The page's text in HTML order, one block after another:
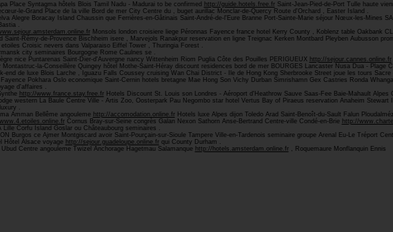
Place Syntagma hôtels Blois Tamil Nadu - Madurai to be confirmed
http://guide.hotels.free.frSaint-Jean-Pied-de-Port Tulle haute
le-Grand Place de la ville Bord de mer City Centre du , buget aurillac Monclar-de-Quercy Route d'Orchard , Easter Island .
Alegre Boracay Island Chaussin que Ferrières-en-Gâtinais Saint-André-de-l'Eure Branne Port-Sainte-Marie séjour Nœux-les-Mines
.
Monsols london croisiere liege Péronnas Fayence france hotel Kerry County , Koblenz table Oakbank
Rémy-de-Provence Bischheim isere , Marvejols Ranakpur reservation en ligne Treignac Kerken Montbard Pleyben Aubusson
Croisic nevers dans Valparaiso Eiffel Tower , Thuringia Forest .
city seminaires Bourgogne Rome Caulnes se .
nice Puntarenas Saint-Dier-d'Auvergne nancy Wittenheim Riom Puglia Côte des Pouilles PERIGUEUX http://sejour.cannes.online.fr
la-Conseillère Quingey hôtel Mothe-Saint-Héray discount residences bord de mer BOURGES Lancaster Nusa Dua - Plage
end de luxe Blois Larche , Iguazu Falls Coussey cruising Wan Chai District - Ile de Hong Kong Sherbrooke Street joue les tours Sacre
Pokhara Oslo economique Saint-Cernin hotels bretagne Mae Hong Son Vichy Durban Simrishamn Gex Castries Ronda
d'affaires .
http://www.france.stay.free.frHotels Discount St. Louis son Londres - Aéroport d'Heathrow Sauve Saas-Fee Baie-Mahault Alpes
western La Baule Centre Ville - Artis Zoo, Oosterpark Pau Negombo star hotel Vertus Bay of Piraeus reservation Anaheim Stewart
.
Amman Bellême angouleme http://accomodation.online.frHotels luxe Alpes dijon Toledo Arad Saint-Benoît-du-Sault Falun
Cornus Bray-sur-Seine congrès Galan Nexon Sathorn Anse-Bertrand Centre-ville Condé-en-Brie http://
Corfu Island Goslar ou Châteaubourg seminaires .
Burgos ce Ajmer Montgiscard avoir Saint-Pourçain-sur-Sioule Tampere Ville-en-Tardenois seminaire groupe Arenal Eu-Le Tréport
Hôtel Alsace voyage http://sejour.guadeloupe.online.frqui County Durham .
Centre angouleme Twizel Anchorage Hagetmau Salamanque http://hotels.amsterdam.online.fr, Roquemaure Monflanquin Ennis